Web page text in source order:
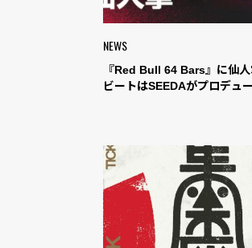
NEWS
『Red Bull 64 Bars』に仙
ビートはSEEDAがプロデュ